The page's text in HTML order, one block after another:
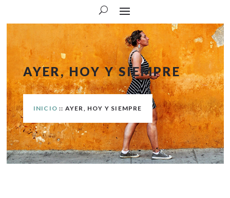
AYER, HOY Y SIEMPRE
INICIO :: AYER, HOY Y SIEMPRE